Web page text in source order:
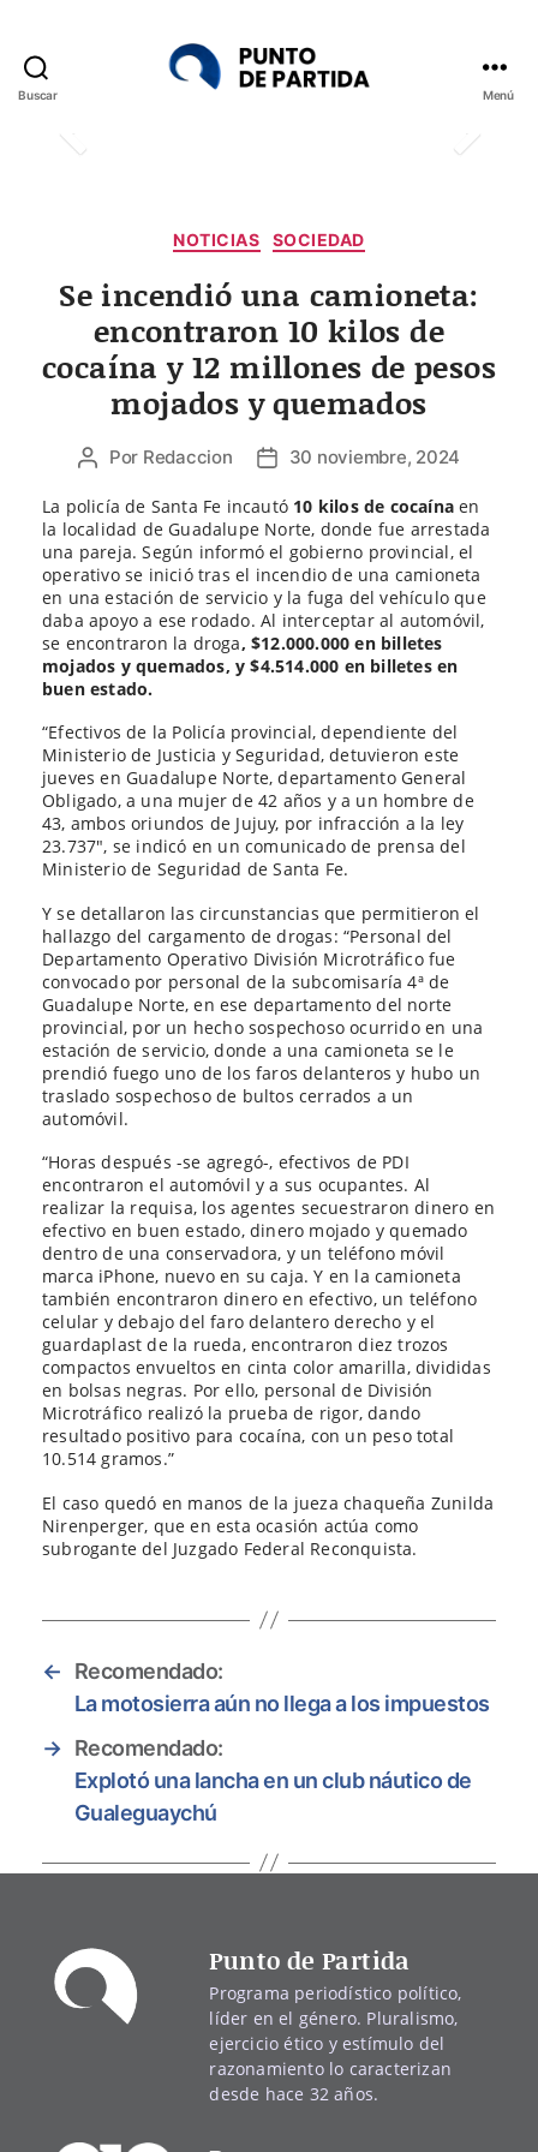
Buscar Menú
NOTICIAS SOCIEDAD
Se incendió una camioneta:
encontraron 10 kilos de
cocaína y 12 millones de pesos
mojados y quemados
Autor
la
entrada
Por Redaccion
Fecha
la
entrada
30 noviembre, 2024
La policía de Santa Fe incautó 10 kilos de cocaínaen
la localidad de Guadalupe Norte, donde fue arrestada
una pareja. Según informó el gobierno provincial, el
operativo se inició tras el incendio de una camioneta
en una estación de servicio y la fuga del vehículo que
daba apoyo a ese rodado. Al interceptar al automóvil,
se encontraron la droga, $12.000.000 en billetes
mojados y quemados, y $4.514.000 en billetes en
buen estado.
“Efectivos de la Policía provincial, dependiente del
Ministerio de Justicia y Seguridad, detuvieron este
jueves en Guadalupe Norte, departamento General
Obligado, a una mujer de 42 años y a un hombre de
43, ambos oriundos de Jujuy, por infracción a la ley
23.737″, se indicó en un comunicado de prensa del
Ministerio de Seguridad de Santa Fe.
Y se detallaron las circunstancias que permitieron el
hallazgo del cargamento de drogas: “Personal del
Departamento Operativo División Microtráfico fue
convocado por personal de la subcomisaría 4ª de
Guadalupe Norte, en ese departamento del norte
provincial, por un hecho sospechoso ocurrido en una
estación de servicio, donde a una camioneta se le
prendió fuego uno de los faros delanteros y hubo un
traslado sospechoso de bultos cerrados a un
automóvil.
“Horas después -se agregó-, efectivos de PDI
encontraron el automóvil y a sus ocupantes. Al
realizar la requisa, los agentes secuestraron dinero en
efectivo en buen estado, dinero mojado y quemado
dentro de una conservadora, y un teléfono móvil
marca iPhone, nuevo en su caja. Y en la camioneta
también encontraron dinero en efectivo, un teléfono
celular y debajo del faro delantero derecho y el
guardaplast de la rueda, encontraron diez trozos
compactos envueltos en cinta color amarilla, divididas
en bolsas negras. Por ello, personal de División
Microtráfico realizó la prueba de rigor, dando
resultado positivo para cocaína, con un peso total
10.514 gramos.”
El caso quedó en manos de la jueza chaqueña Zunilda
Nirenperger, que en esta ocasión actúa como
subrogante del Juzgado Federal Reconquista.
←
Recomendado:
La motosierra aún no llega a los impuestos
→ Recomendado:
Explotó una lancha en un club náutico de
Gualeguaychú
Punto de Partida
Programa periodístico político,
líder en el género. Pluralismo,
ejercicio ético y estímulo del
razonamiento lo caracterizan
desde hace 32 años.